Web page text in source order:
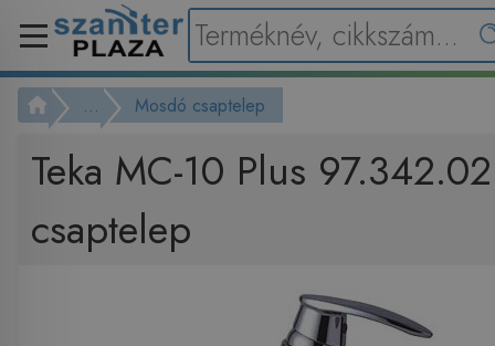
... Mosdó csaptelep
Teka MC-10 Plus
csaptelep